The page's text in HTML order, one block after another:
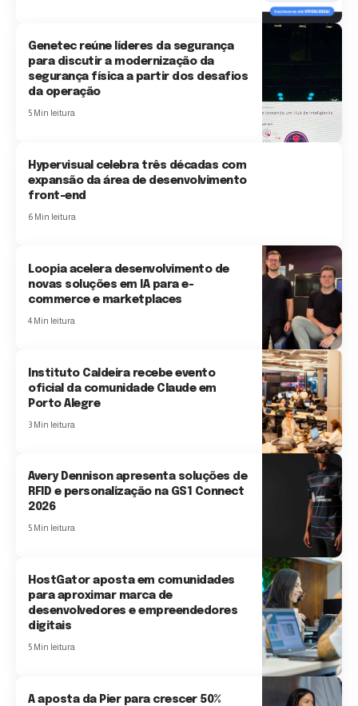
Genetec reúne líderes da segurança
para discutir a modernização da
segurança física a partir dos desafios
da operação
5 Min leitura
Hypervisual celebra três décadas com
expansão da área de desenvolvimento
front-end
6 Min leitura
Loopia acelera desenvolvimento de
novas soluções em IA para e-
commerce e marketplaces
4 Min leitura
Instituto Caldeira recebe evento
oficial da comunidade Claude em
Porto Alegre
3 Min leitura
Avery Dennison apresenta soluções de
RFID e personalização na GS1 Connect
2026
5 Min leitura
HostGator aposta em comunidades
para aproximar marca de
desenvolvedores e empreendedores
digitais
5 Min leitura
A aposta da Pier para crescer 50%